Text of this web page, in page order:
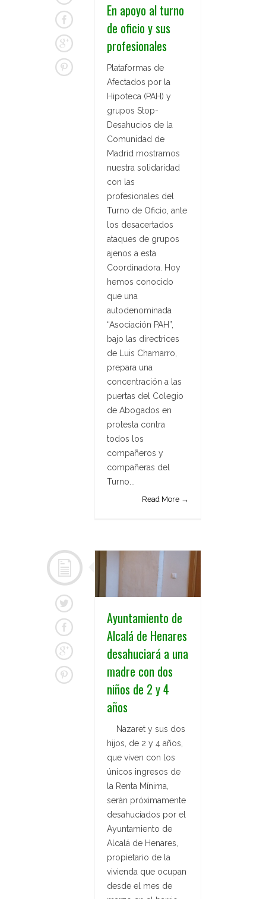
En apoyo al turno
de oficio y sus
profesionales
Plataformas de
Afectados por la
Hipoteca (PAH) y
grupos Stop-
Desahucios de la
Comunidad de
Madrid mostramos
nuestra solidaridad
con las
profesionales del
Turno de Oficio, ante
los desacertados
ataques de grupos
ajenos a esta
Coordinadora. Hoy
hemos conocido
que una
autodenominada
“Asociación PAH”,
bajo las directrices
de Luis Chamarro,
prepara una
concentración a las
puertas del Colegio
de Abogados en
protesta contra
todos los
compañeros y
compañeras del
Turno...
Read More →
Ayuntamiento de
Alcalá de Henares
desahuciará a una
madre con dos
niños de 2 y 4
años
Nazaret y sus dos
hijos, de 2 y 4 años,
que viven con los
únicos ingresos de
la Renta Mínima,
serán próximamente
desahuciados por el
Ayuntamiento de
Alcalá de Henares,
propietario de la
vivienda que ocupan
desde el mes de